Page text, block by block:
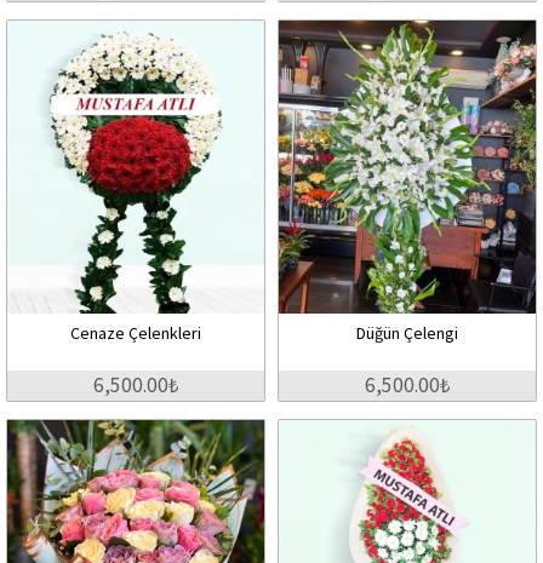
Cenaze Çelenkleri
6,500.00₺
Düğün Çelengi
6,500.00₺